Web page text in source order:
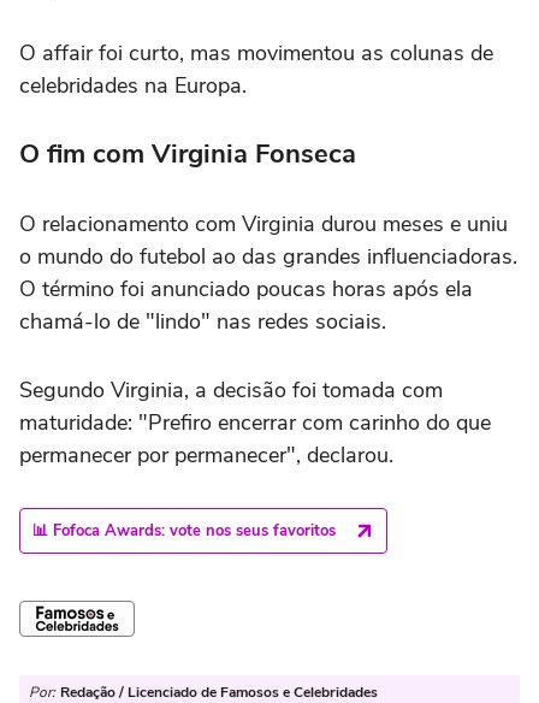
O affair foi curto, mas movimentou as colunas de
celebridades na Europa.
O fim com Virginia Fonseca
O relacionamento com Virginia durou meses e uniu
o mundo do futebol ao das grandes influenciadoras.
O término foi anunciado poucas horas após ela
chamá-lo de "lindo" nas redes sociais.
Segundo Virginia, a decisão foi tomada com
maturidade: "Prefiro encerrar com carinho do que
permanecer por permanecer", declarou.
📊 Fofoca Awards: vote nos seus favoritos
Por: Redação / Licenciado de Famosos e Celebridades